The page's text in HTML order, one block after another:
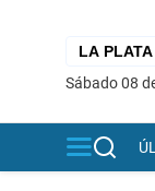
sábado 08